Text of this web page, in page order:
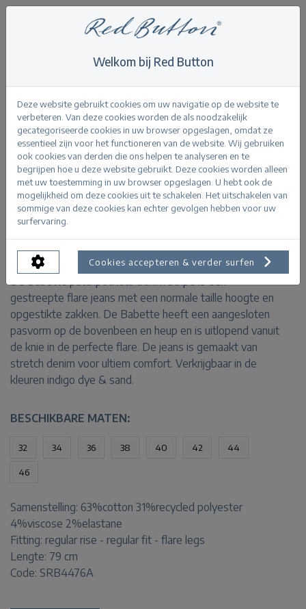
Babette patchpockets denim stripe L31
Terug
Babette patchpockets denim stripe
indigo dye
PRODUCTINFORMATIE
De Babette patchpockets denim stripe is een
gestreepte flare jeans met een normale taille hoogte en
opgestikte zakken. De Babette heeft een aangesloten
pasvorm op de bovenbeen en heup en is uitlopend vanuit
de knie in de perfecte flare. De jeans is gemaakt van
stretch denim voor ultiem comfort. Verkrijgbaar in de
kleuren indigo dye & sand.
BESCHIKBARE MATEN:
32 34 36 38 40 42 44
46
Samenstelling: 63%cotton 31%recycled polyester
4%viscose 2%elastane
Fitting: regular rise - regular fit - flare legs
Lengte: 79 cm
Code: SRB4476A
Welkom bij Red Button
Deze website gebruikt cookies om uw navigatie op de website te
verbeteren. Van deze cookies worden de als noodzakelijk
gecategoriseerde cookies in uw browser opgeslagen, omdat ze
essentieel zijn voor het functioneren van de website. Wij gebruiken
ook cookies van derden die ons helpen te analyseren en te
begrijpen hoe u deze website gebruikt. Deze cookies worden alleen
met uw toestemming in uw browser opgeslagen. U hebt ook de
mogelijkheid om deze cookies uit te schakelen. Het uitschakelen van
sommige van deze cookies kan echter gevolgen hebben voor uw
surfervaring.
Cookies accepteren & verder surfen